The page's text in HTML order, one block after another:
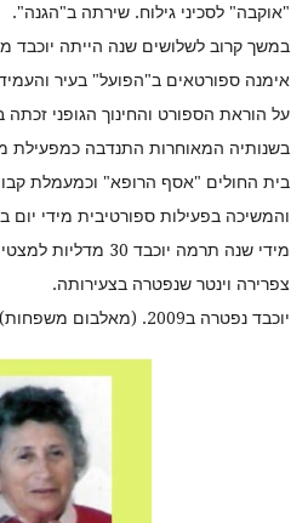
"אוקבה" לסכיני גילוח. שירתה ב"הגנה".
אימנה ספורטאים ב"הפועל" בעיר
על הוראת הספורט והחינוך הגופני זכתה
בשנותיה המאוחרות התנדבה כמפעילת
בית החולים "אסף הרופא" וכמעמלת
והמשיכה בפעילות ספורטיבית מידי יום
מידי שנה תרמה
צפרירה וינטר שנפטרה בצעירותה.
יוכבד נפטרה ב2009. (מאלבום משפחות)